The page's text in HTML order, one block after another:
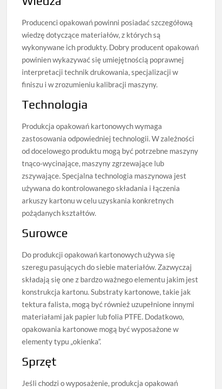
Producenci opakowań powinni posiadać szczegółową
wiedzę dotyczące materiałów, z których są
wykonywane ich produkty. Dobry producent opakowań
powinien wykazywać się umiejętnością poprawnej
interpretacji technik drukowania, specjalizacji w
finiszu i w zrozumieniu kalibracji maszyny.
Technologia
Produkcja opakowań kartonowych wymaga
zastosowania odpowiedniej technologii. W zależności
od docelowego produktu mogą być potrzebne maszyny
tnąco-wycinające, maszyny zgrzewające lub
zszywające. Specjalna technologia maszynowa jest
używana do kontrolowanego składania i łączenia
arkuszy kartonu w celu uzyskania konkretnych
pożądanych kształtów.
Surowce
Do produkcji opakowań kartonowych używa się
szeregu pasujących do siebie materiałów. Zazwyczaj
składają się one z bardzo ważnego elementu jakim jest
konstrukcja kartonu. Substraty kartonowe, takie jak
tektura falista, mogą być również uzupełnione innymi
materiałami jak papier lub folia PTFE. Dodatkowo,
opakowania kartonowe mogą być wyposażone w
elementy typu „okienka”.
Sprzęt
Jeśli chodzi o wyposażenie, produkcja opakowań